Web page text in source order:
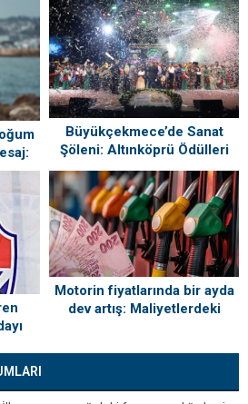
Büyükçekmece’de Sanat
Şöleni: Altınköprü Ödülleri
Sahiplerini Buldu!
Motorin fiyatlarında bir ayda
dev artış: Maliyetlerdeki